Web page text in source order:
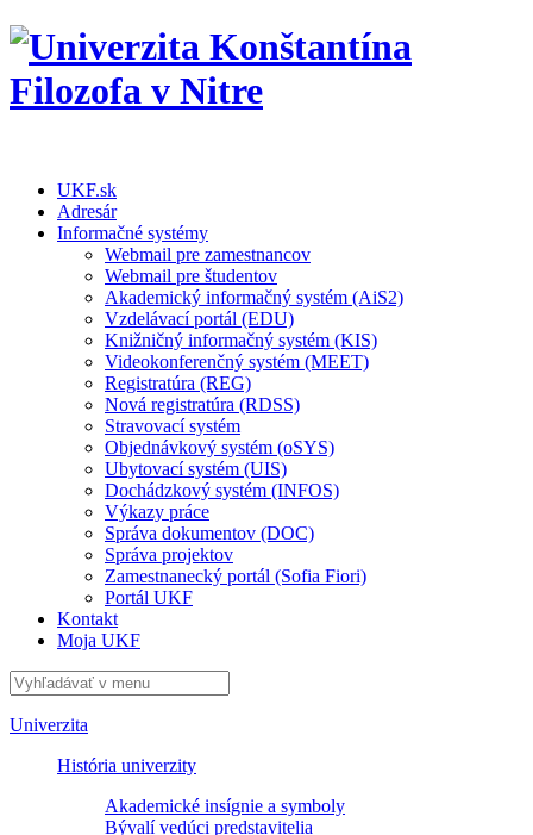
UKF.sk
Adresár
Informačné systémy
Webmail pre zamestnancov
Webmail pre študentov
Akademický informačný systém (AiS2)
Vzdelávací portál (EDU)
Knižničný informačný systém (KIS)
Videokonferenčný systém (MEET)
Registratúra (REG)
Nová registratúra (RDSS)
Stravovací systém
Objednávkový systém (oSYS)
Ubytovací systém (UIS)
Dochádzkový systém (INFOS)
Výkazy práce
Správa dokumentov (DOC)
Správa projektov
Zamestnanecký portál (Sofia Fiori)
Portál UKF
Kontakt
Moja UKF
Univerzita
História univerzity
Akademické insígnie a symboly
Bývalí vedúci predstavitelia